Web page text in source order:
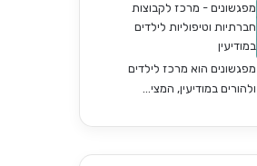
מפגשונים - מרכז לקבוצות
חברתיות וטיפוליות לילדים
במודיעין
מפגשונים הוא מרכז לילדים
ולהורים במודיעין, המצי...